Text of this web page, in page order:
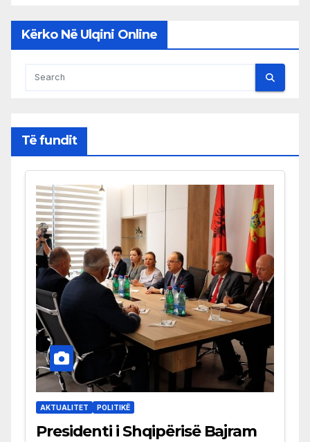
Kërko Në Ulqini Online
Të fundit
AKTUALITET POLITIKË
Presidenti i Shqipërisë Bajram